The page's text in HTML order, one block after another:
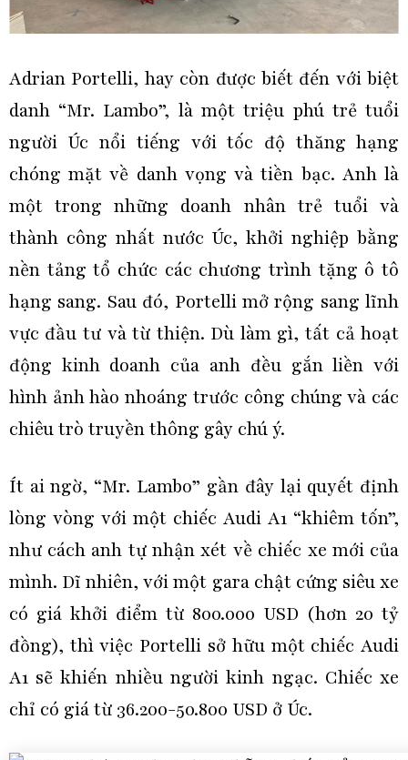
Adrian Portelli, hay còn được biết đến với biệt
danh “Mr. Lambo”, là một triệu phú trẻ tuổi
người Úc nổi tiếng với tốc độ thăng hạng
chóng mặt về danh vọng và tiền bạc. Anh là
một trong những doanh nhân trẻ tuổi và
thành công nhất nước Úc, khởi nghiệp bằng
nền tảng tổ chức các chương trình tặng ô tô
hạng sang. Sau đó, Portelli mở rộng sang lĩnh
vực đầu tư và từ thiện. Dù làm gì, tất cả hoạt
động kinh doanh của anh đều gắn liền với
hình ảnh hào nhoáng trước công chúng và các
chiêu trò truyền thông gây chú ý.
Ít ai ngờ, “Mr. Lambo” gần đây lại quyết định
lòng vòng với một chiếc Audi A1 “khiêm tốn”,
như cách anh tự nhận xét về chiếc xe mới của
mình. Dĩ nhiên, với một gara chật cứng siêu xe
có giá khởi điểm từ 800.000 USD (hơn 20 tỷ
đồng), thì việc Portelli sở hữu một chiếc Audi
A1 sẽ khiến nhiều người kinh ngạc. Chiếc xe
chỉ có giá từ 36.200-50.800 USD ở Úc.